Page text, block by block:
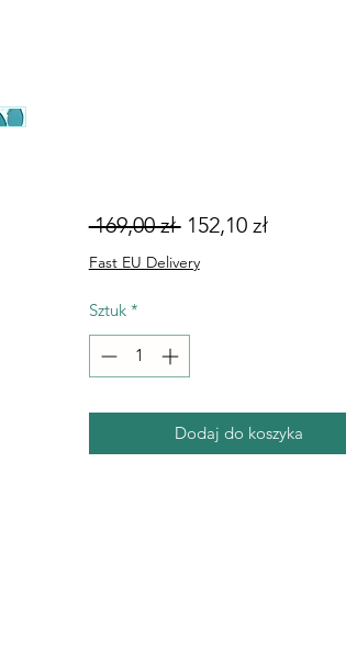
169,00 zł Regularna
cena
152,10 złCena
Fast EU Delivery
Sztuk *
Dodaj do koszyka